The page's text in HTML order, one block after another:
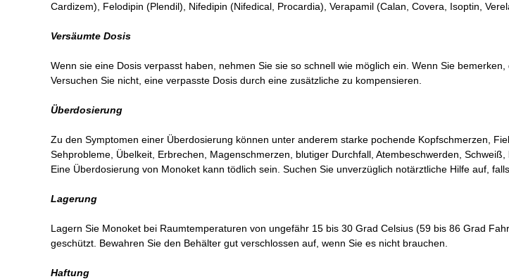
Cardizem), Felodipin (Plendil), Nifedipin (Nifedical, Procardia), Verapamil (Calan, Covera, Isoptin,
Versäumte Dosis
Wenn sie eine Dosis verpasst haben, nehmen Sie sie so schnell wie möglich ein. Wenn Sie
Versuchen Sie nicht, eine verpasste Dosis durch eine zusätzliche zu kompensieren.
Überdosierung
Zu den Symptomen einer Überdosierung können unter anderem starke pochende Kopfschmerzen,
Sehprobleme, Übelkeit, Erbrechen, Magenschmerzen, blutiger Durchfall, Atembeschwerden,
Eine Überdosierung von Monoket kann tödlich sein. Suchen Sie unverzüglich notärztliche Hilfe auf,
Lagerung
Lagern Sie Monoket bei Raumtemperaturen von ungefähr 15 bis 30 Grad Celsius (59 bis 86 Grad
geschützt. Bewahren Sie den Behälter gut verschlossen auf, wenn Sie es nicht brauchen.
Haftung